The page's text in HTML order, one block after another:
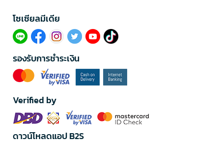
โซเซียลมีเดีย​
รองรับการชำระเงิน
Verified by
ดาวน์โหลดแอป B2S